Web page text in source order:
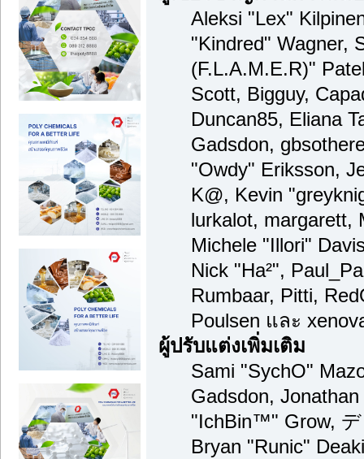
Aleksi "Lex"
"Kindred" Wagner,
(F.L.A.M.E.R)"
Scott, Bigguy,
Duncan85, Eliana
Gadsdon,
"Owdy" Eriksson,
K@, Kevin
lurkalot, margarett,
Michele "Illori"
Nick "Ha²",
Rumbaar, Pitti,
Poulsen และ
ผู้ปรับแต่งเพิ่มเติม
Sami "SychO"
Gadsdon,
"IchBin™" Grow,
Bryan "Runic"